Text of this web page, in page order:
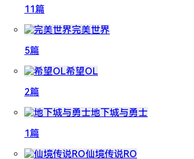
11篇
完美世界
5篇
希望OL
2篇
地下城与勇士
1篇
仙境传说RO